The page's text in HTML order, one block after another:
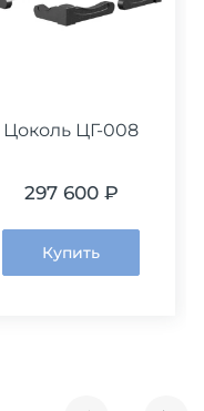
Цоколь ЦГ-008
297 600 ₽
Купить